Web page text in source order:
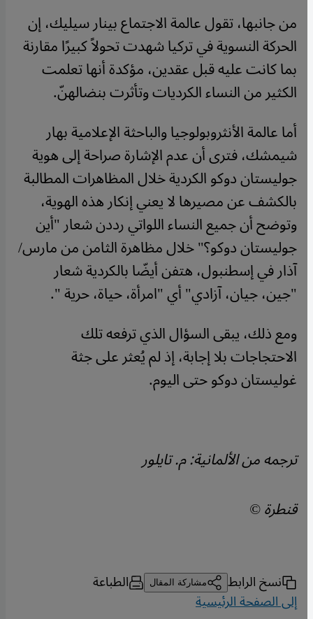
من جانبها، تقول عالمة الاجتماع بينار سيليك، إن
الحركة النسوية في تركيا شهدت تحولاً كبيرًا مقارنة
بما كانت عليه قبل عقدين، مؤكدة أنها تعلمت
الكثير من النساء الكرديات وتأثرت بنضالهنّ.
أما عالمة الأنثروبولوجيا والباحثة الإعلامية بهار
شيمشك، فترى أن عدم الإشارة صراحة إلى هوية
جوليستان دوكو الكردية خلال المظاهرات المطالبة
بالكشف عن مصيرها لا يعني إنكار هذه الهوية،
وتوضح أن جميع النساء اللواتي رددن شعار "أين
جوليستان دوكو؟" خلال مظاهرة الثامن من مارس/
آذار في إسطنبول، هتفن أيضّا بالكردية شعار
"جين، جيان، آزادي" أي "امرأة، حياة، حرية ".
ومع ذلك، يبقى السؤال الذي ترفعه تلك
الاحتجاجات بلا إجابة، إذ لم يُعثر على جثة
غوليستان دوكو حتى اليوم.
ترجمه من الألمانية: م. تايلور
قنطرة ©
نسخ الرابط مشاركة المقال الطباعة
إلى الصفحة الرئيسية